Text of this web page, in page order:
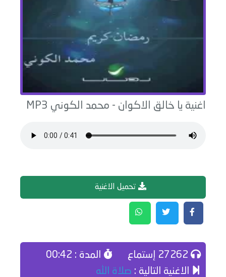
اغنية يا خالق الاكوان - محمد الكوني
تحميل الاغنية
المدة : 00:42
الاغنية التالية : صلاة الله